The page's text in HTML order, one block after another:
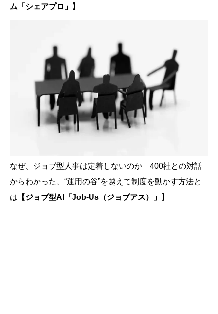
ム「シェアプロ」】
なぜ、ジョブ型人事は定着しないのか 400社との対話
からわかった、“運用の谷”を越えて制度を動かす方法と
は 【ジョブ型AI「Job-Us（ジョブアス）」】